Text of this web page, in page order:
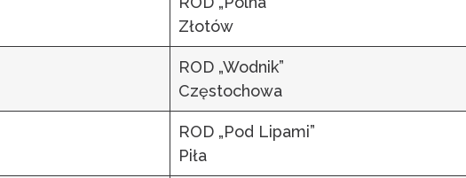
Złotów
ROD „Wodnik”
Częstochowa
ROD „Pod Lipami”
Piła